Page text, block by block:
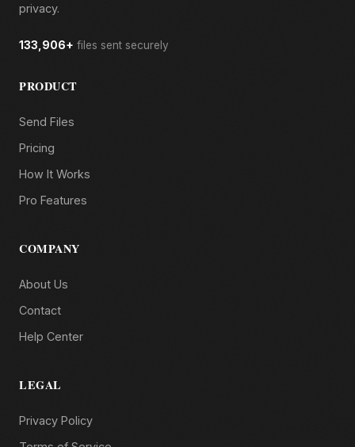
privacy.
133,906+ files sent securely
PRODUCT
Send Files
Pricing
How It Works
Pro Features
COMPANY
About Us
Contact
Help Center
LEGAL
Privacy Policy